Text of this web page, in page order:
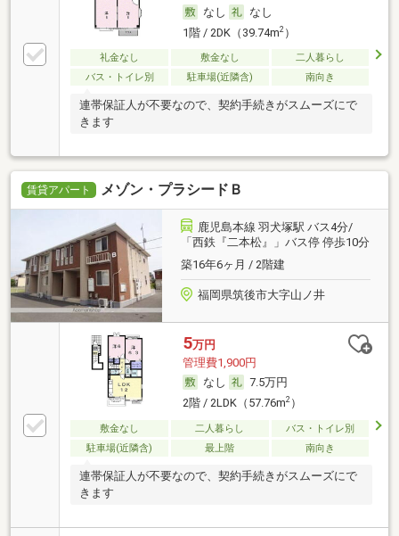
なし
なし
1階 / 2DK（39.74m2）
礼金なし 敷金なし
二人暮らし
バス・トイレ別
駐車場(近隣含) 南向き
連帯保証人が不要なので、契約手続きがスムーズにで
きます
賃貸アパート メゾン・プラシードＢ
鹿児島本線 羽犬塚駅 バス4分/
「西鉄『二本松』」バス停 停歩10分
築16年6ヶ月 / 2階建
福岡県筑後市大字山ノ井
5万円
管理費1,900円
なし
7.5万円
2階 / 2LDK（57.76m2）
敷金なし 二人暮らし
バス・トイレ別
駐車場(近隣含)
最上階 南向き
連帯保証人が不要なので、契約手続きがスムーズにで
きます